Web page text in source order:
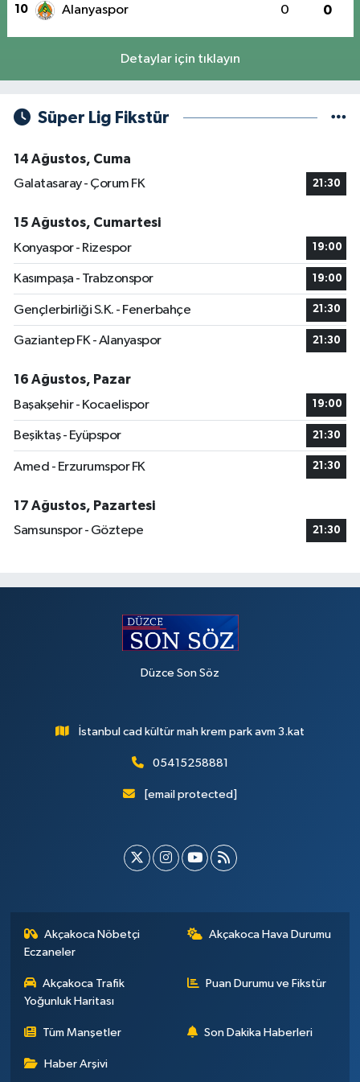
10 Alanyaspor 0 0
Detaylar için tıklayın
Süper Lig Fikstür
14 Ağustos, Cuma
Galatasaray - Çorum FK
21:30
15 Ağustos, Cumartesi
Konyaspor - Rizespor
19:00
Kasımpaşa - Trabzonspor 19:00
Gençlerbirliği S.K. - Fenerbahçe 21:30
Gaziantep FK - Alanyaspor 21:30
16 Ağustos, Pazar
Başakşehir - Kocaelispor
19:00
Beşiktaş - Eyüpspor 21:30
Amed - Erzurumspor FK 21:30
17 Ağustos, Pazartesi
Samsunspor - Göztepe
21:30
Düzce Son Söz
İstanbul cad kültür mah krem park avm 3.kat
05415258881
[email protected]
Akçakoca Nöbetçi
Eczaneler
Akçakoca Hava Durumu
Akçakoca Trafik
Yoğunluk Haritası
Puan Durumu ve Fikstür
Tüm Manşetler Son Dakika Haberleri
Haber Arşivi